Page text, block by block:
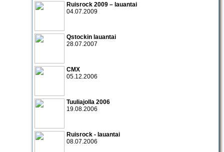
Ruisrock 2009 – lauantai
04.07.2009
Qstockin lauantai
28.07.2007
CMX
05.12.2006
Tuuliajolla 2006
19.08.2006
Ruisrock - lauantai
08.07.2006